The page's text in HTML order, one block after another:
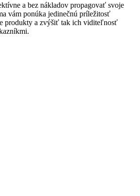
a bez nákladov propagovať svoje
vám ponúka jedinečnú príležitosť
produkty a zvýšiť tak ich viditeľnosť